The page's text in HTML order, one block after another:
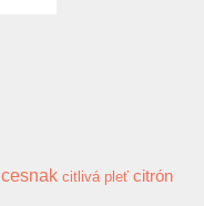
cesnak citlivá pleť citrón